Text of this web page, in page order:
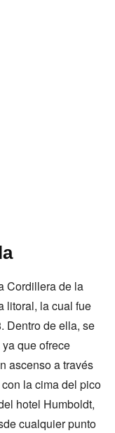
Cordillera de la
litoral, la cual fue
Dentro de ella, se
que ofrece
ascenso a través
la cima del pico
hotel Humboldt,
cualquier punto